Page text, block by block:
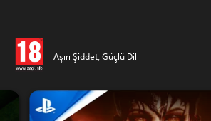
Aşırı Şiddet, Güçlü Dil